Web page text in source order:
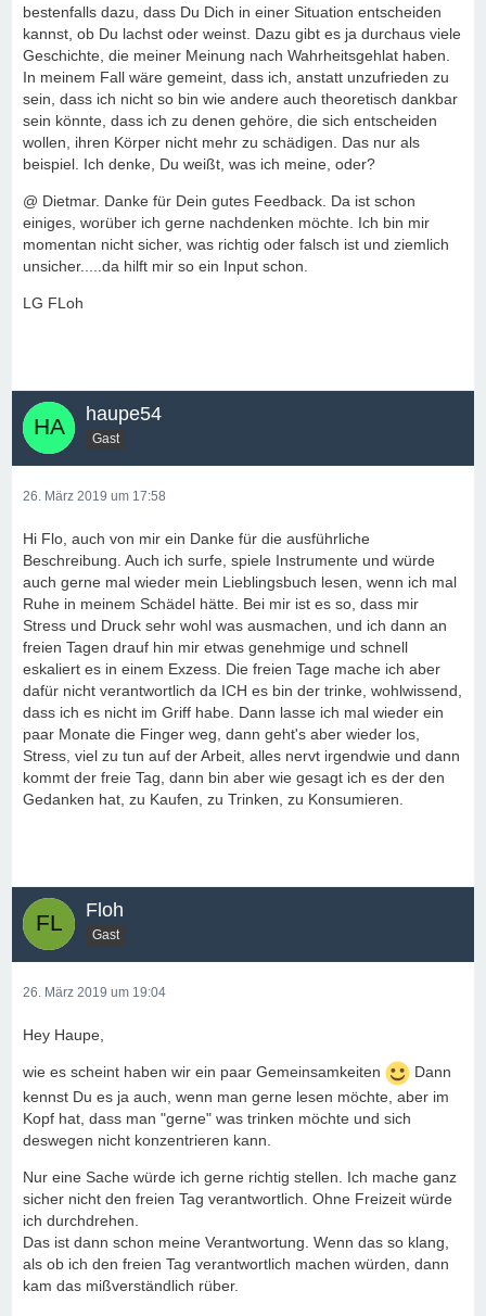
bestenfalls dazu, dass Du Dich in einer Situation entscheiden
kannst, ob Du lachst oder weinst. Dazu gibt es ja durchaus viele
Geschichte, die meiner Meinung nach Wahrheitsgehlat haben.
In meinem Fall wäre gemeint, dass ich, anstatt unzufrieden zu
sein, dass ich nicht so bin wie andere auch theoretisch dankbar
sein könnte, dass ich zu denen gehöre, die sich entscheiden
wollen, ihren Körper nicht mehr zu schädigen. Das nur als
beispiel. Ich denke, Du weißt, was ich meine, oder?
@ Dietmar. Danke für Dein gutes Feedback. Da ist schon
einiges, worüber ich gerne nachdenken möchte. Ich bin mir
momentan nicht sicher, was richtig oder falsch ist und ziemlich
unsicher.....da hilft mir so ein Input schon.
LG FLoh
haupe54
Gast
26. März 2019 um 17:58
Hi Flo, auch von mir ein Danke für die ausführliche
Beschreibung. Auch ich surfe, spiele Instrumente und würde
auch gerne mal wieder mein Lieblingsbuch lesen, wenn ich mal
Ruhe in meinem Schädel hätte. Bei mir ist es so, dass mir
Stress und Druck sehr wohl was ausmachen, und ich dann an
freien Tagen drauf hin mir etwas genehmige und schnell
eskaliert es in einem Exzess. Die freien Tage mache ich aber
dafür nicht verantwortlich da ICH es bin der trinke, wohlwissend,
dass ich es nicht im Griff habe. Dann lasse ich mal wieder ein
paar Monate die Finger weg, dann geht's aber wieder los,
Stress, viel zu tun auf der Arbeit, alles nervt irgendwie und dann
kommt der freie Tag, dann bin aber wie gesagt ich es der den
Gedanken hat, zu Kaufen, zu Trinken, zu Konsumieren.
Floh
Gast
26. März 2019 um 19:04
Hey Haupe,
wie es scheint haben wir ein paar Gemeinsamkeiten
Dann
kennst Du es ja auch, wenn man gerne lesen möchte, aber im
Kopf hat, dass man "gerne" was trinken möchte und sich
deswegen nicht konzentrieren kann.
Nur eine Sache würde ich gerne richtig stellen. Ich mache ganz
sicher nicht den freien Tag verantwortlich. Ohne Freizeit würde
ich durchdrehen.
Das ist dann schon meine Verantwortung. Wenn das so klang,
als ob ich den freien Tag verantwortlich machen würden, dann
kam das mißverständlich rüber.